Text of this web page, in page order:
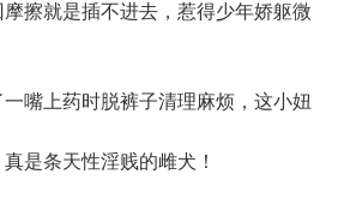
擦就是插不进去，惹得少年娇躯微
上药时脱裤子清理麻烦，这小妞
是条天性淫贱的雌犬！